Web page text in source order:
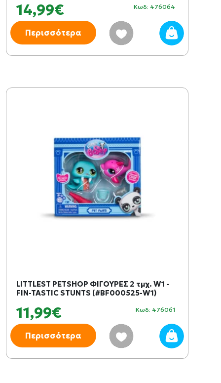
14,99€ Κωδ: 476064
Περισσότερα
LITTLEST PETSHOP ΦΙΓΟΥΡΕΣ 2 τμχ. W1 -
FIN-TASTIC STUNTS (#BF000525-W1)
11,99€ Κωδ: 476061
Περισσότερα